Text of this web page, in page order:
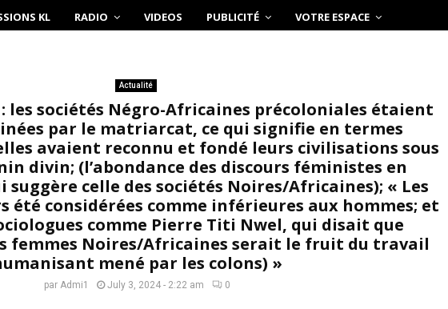
KL RADIO VIDEOS PUBLICITÉ VOTRE ESPACE
Actualité
les sociétés Négro-Africaines précoloniales étaient
par le matriarcat, ce qui signifie en termes
avaient reconnu et fondé leurs civilisations sous
divin; (l’abondance des discours féministes en
suggère celle des sociétés Noires/Africaines); « Les
été considérées comme inférieures aux hommes; et
comme Pierre Titi Nwel, qui disait que
femmes Noires/Africaines serait le fruit du travail
mené par les colons) »
par Admi1 July 3, 2024 - 2:22 am 0